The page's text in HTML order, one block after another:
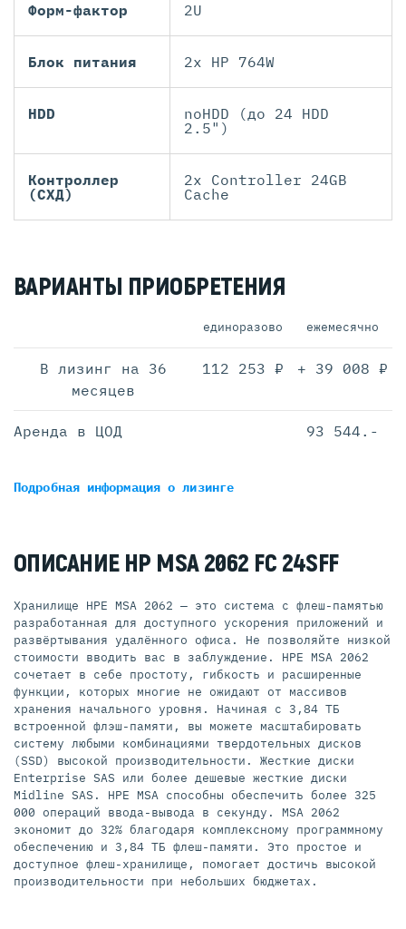
Форм-фактор 2U
Блок питания 2x HP 764W
HDD
noHDD (до 24 HDD
2.5")
Контроллер
(СХД)
2x Controller 24GB
Cache
ВАРИАНТЫ ПРИОБРЕТЕНИЯ
единоразово ежемесячно
В лизинг на 36
месяцев
112 253 ₽ + 39 008 ₽
Аренда в ЦОД 93 544.-
Подробная информацияо лизинге
ОПИСАНИЕ HP MSA 2062 FC 24SFF
Хранилище HPE MSA 2062 — это система с флеш-памятью
разработанная для доступного ускорения приложений и
развёртывания удалённого офиса. Не позволяйте низкой
стоимости вводить вас в заблуждение. HPE MSA 2062
сочетает в себе простоту, гибкость и расширенные
функции, которых многие не ожидают от массивов
хранения начального уровня. Начиная с 3,84 ТБ
встроенной флэш-памяти, вы можете масштабировать
систему любыми комбинациями твердотельных дисков
(SSD) высокой производительности. Жесткие диски
Enterprise SAS или более дешевые жесткие диски
Midline SAS. HPE MSA способны обеспечить более 325
000 операций ввода-вывода в секунду. MSA 2062
экономит до 32% благодаря комплексному программному
обеспечению и 3,84 ТБ флеш-памяти. Это простое и
доступное флеш-хранилище, помогает достичь высокой
производительности при небольших бюджетах.